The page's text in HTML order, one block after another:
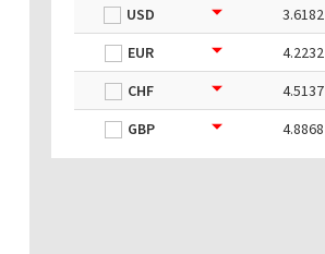
USD
3.6182
EUR
4.2232
CHF
4.5137
GBP
4.8868